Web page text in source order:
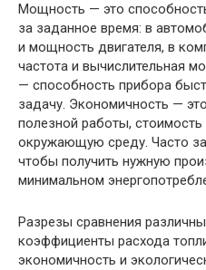
Мощность — это
за заданное время: в
и мощность двигателя, в
частота и вычислительная
— способность прибора
задачу. Экономичность —
полезной работы, стоимость
окружающую среду. Часто
чтобы получить нужную
минимальном
Разрезы сравнения
коэффициенты расхода
экономичность и